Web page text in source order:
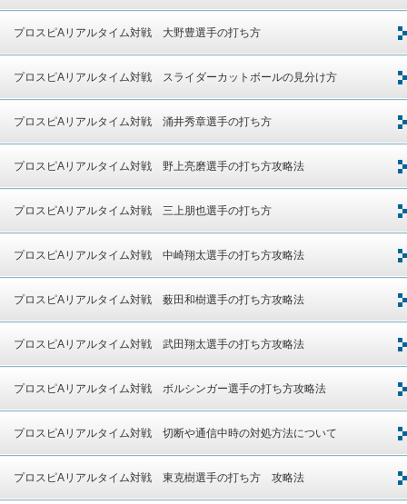
プロスピAリアルタイム対戦 大野豊選手の打ち方
プロスピAリアルタイム対戦 スライダーカットボールの見分け方
プロスピAリアルタイム対戦 涌井秀章選手の打ち方
プロスピAリアルタイム対戦 野上亮磨選手の打ち方攻略法
プロスピAリアルタイム対戦 三上朋也選手の打ち方
プロスピAリアルタイム対戦 中崎翔太選手の打ち方攻略法
プロスピAリアルタイム対戦 薮田和樹選手の打ち方攻略法
プロスピAリアルタイム対戦 武田翔太選手の打ち方攻略法
プロスピAリアルタイム対戦 ボルシンガー選手の打ち方攻略法
プロスピAリアルタイム対戦 切断や通信中時の対処方法について
プロスピAリアルタイム対戦 東克樹選手の打ち方 攻略法